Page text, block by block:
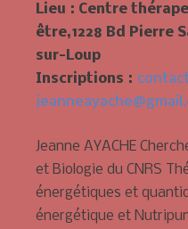
Lieu : Centre
être,1228 Bd Pierre
sur-Loup
Inscriptions :
Jeanne AYACHE
et Biologie du CNRS
énergétiques et
énergétique et